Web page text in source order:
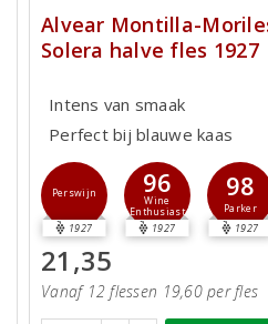
Alvear Montilla-
Solera halve fles 1927
Intens van smaak
Perfect bij blauwe kaas
Perswijn
1927
96
Wine
Enthusiast
1927
98
Parker
1927
21,35
Vanaf 12 flessen 19,60 per fles